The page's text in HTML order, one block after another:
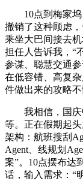
10点到梅家坞
撤销了这种顾虑
乘坐大巴间接去
担任人告诉我，“
参谋、聪慧交通
在低容错、高复
件做出来的攻略不
我相信，国庆
等。正在假期起
架构：航班搜刮
Agent、线规划
案”。10点摆布达
话，输入需求：“